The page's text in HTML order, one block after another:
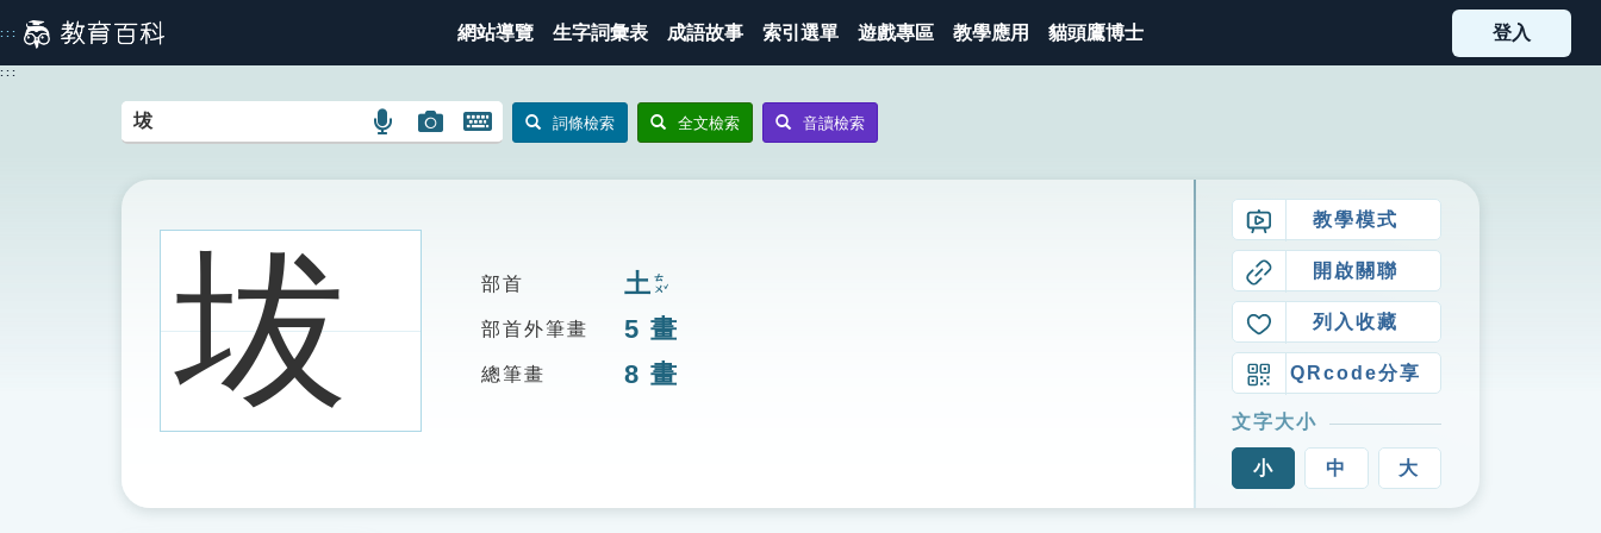
到
主
::: 網站導覽 生字詞彙表 成語故事 索引選單 遊戲專區 教學應用 貓頭鷹博士 登入
:::
語
搜
圖
圖
搜
開
鍵
詞條檢索 全文檢索 音讀檢索
坺 部首 土ㄊㄨˇ
部首外筆畫 5 畫
總筆畫 8 畫
教學模式
開啟關聯
列入收藏
QRcode分享
文字大小
小 中 大